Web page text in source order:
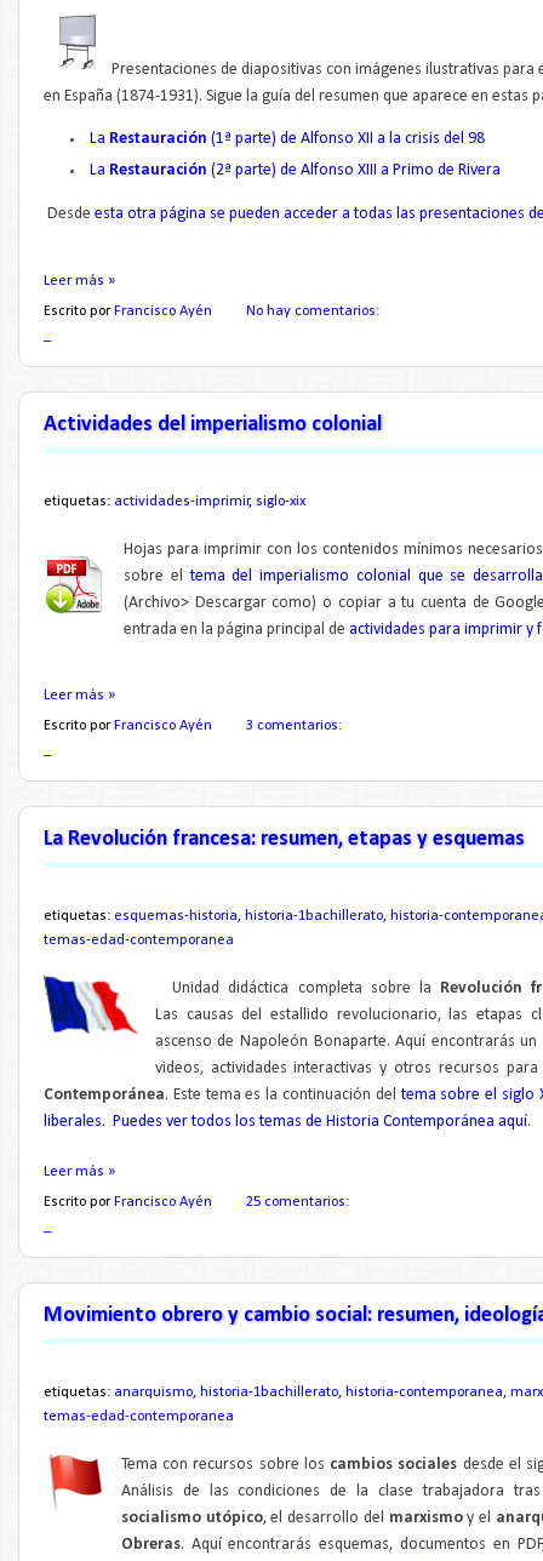
Presentaciones de diapositivas con imágenes ilustrativas
en España (1874-1931). Sigue la guía del resumen que aparece en estas
La Restauración (1ª parte) de Alfonso XII a la crisis del 98
La Restauración (2ª parte) de Alfonso XIII a Primo de Rivera
Desde esta otra página se pueden acceder a todas las presentaciones
Leer más »
Escrito por Francisco Ayén
No hay comentarios:
Actividades del imperialismo colonial
etiquetas: actividades-imprimir, siglo-xix
Hojas para imprimir con los contenidos mínimos
sobre eltema del imperialismo colonial que se
(Archivo> Descargar como) o copiar a tu cuenta de
entrada en la página principal de actividades para imprimir y
Leer más »
Escrito por Francisco Ayén
3 comentarios:
La Revolución francesa: resumen, etapas y esquemas
etiquetas: esquemas-historia, historia-1bachillerato, historia-
temas-edad-contemporanea
Unidad didáctica completa sobre la
Revolución
Las causas del estallido revolucionario, las etapas
ascenso de Napoleón Bonaparte. Aquí encontrarás
videos, actividades interactivas y otros recursos
Contemporánea. Este tema es la continuación del tema sobre el siglo
liberales. Puedes ver todos los temas de Historia Contemporánea aquí.
Leer más »
Escrito por Francisco Ayén
25 comentarios:
Movimiento obrero y cambio social: resumen,
etiquetas: anarquismo, historia-1bachillerato, historia-contemporanea,
temas-edad-contemporanea
Tema con recursos sobre los cambios sociales desde el
Análisis de las condiciones de la clase trabajadora
socialismo utópico, el desarrollo del marxismoy el
Obreras. Aquí encontrarás esquemas, documentos en